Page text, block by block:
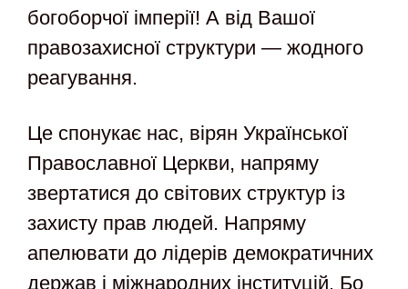
богоборчої імперії! А від Вашої
правозахисної структури — жодного
реагування.
Це спонукає нас, вірян Української
Православної Церкви, напряму
звертатися до світових структур із
захисту прав людей. Напряму
апелювати до лідерів демократичних
держав і міжнародних інституцій. Бо